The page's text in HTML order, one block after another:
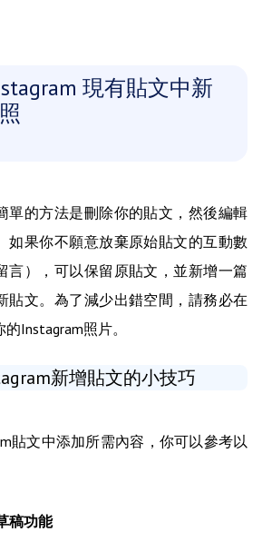
現有貼文中新
單的方法是刪除你的貼文，然後編輯
如果你不願意放棄原始貼文的互動數
言），可以保留原貼文，並新增一篇
貼文。為了減少出錯空間，請務必在
Instagram照片。
新增貼文的小技巧
貼文中添加所需內容，你可以參考以
稿功能